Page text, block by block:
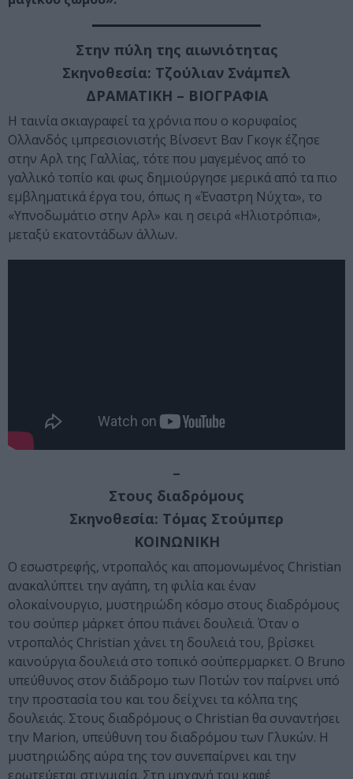
Στην πύλη της αιωνιότητας
Σκηνοθεσία: Τζούλιαν Σνάμπελ
ΔΡΑΜΑΤΙΚΗ – ΒΙΟΓΡΑΦΙΑ
Η ταινία σκιαγραφεί τα χρόνια που ο κορυφαίος
Ολλανδός ιμπρεσιονιστής Βίνσεντ Βαν Γκογκ έζησε
στην Αρλ της Γαλλίας, τότε που μαγεμένος από το
γαλλικό τοπίο και φως δημιούργησε μερικά από τα πιο
εμβληματικά έργα του, όπως η «Έναστρη Νύχτα», το
«Υπνοδωμάτιο στην Αρλ» και η σειρά «Ηλιοτρόπια»,
μεταξύ εκατοντάδων άλλων.
–
Στους διαδρόμους
Σκηνοθεσία: Τόμας Στούμπερ
ΚΟΙΝΩΝΙΚΗ
Ο εσωστρεφής, ντροπαλός και απομονωμένος Christian
ανακαλύπτει την αγάπη, τη φιλία και έναν
ολοκαίνουργιο, μυστηριώδη κόσμο στους διαδρόμους
του σούπερ μάρκετ όπου πιάνει δουλειά. Όταν ο
ντροπαλός Christian χάνει τη δουλειά του, βρίσκει
καινούργια δουλειά στο τοπικό σούπερμαρκετ. Ο Bruno
υπεύθυνος στον διάδρομο των Ποτών τον παίρνει υπό
την προστασία του και του δείχνει τα κόλπα της
δουλειάς. Στους διαδρόμους ο Christian θα συναντήσει
την Marion, υπεύθυνη του διαδρόμου των Γλυκών. Η
μυστηριώδης αύρα της τον συνεπαίρνει και την
ερωτεύεται στιγμιαία. Στη μηχανή του καφέ